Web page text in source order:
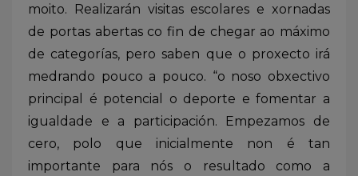
moito. Realizarán visitas escolares e xornadas
de portas abertas co fin de chegar ao máximo
de categorías, pero saben que o proxecto irá
medrando pouco a pouco. “o noso obxectivo
principal é potencial o deporte e fomentar a
igualdade e a participación. Empezamos de
cero, polo que inicialmente non é tan
importante para nós o resultado como a